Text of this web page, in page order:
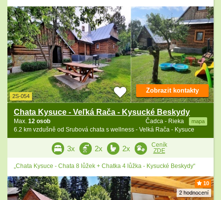
2S-054
Chata Kysuce - Veľká Rača - Kysucké Beskydy
Čadca - Rieka mapa
Max. 12 osob
6.2 km vzdušně od Srubová chata s wellness - Velká Rača - Kysuce
Zobrazit kontakty
3x 2x 2x
Ceník
ZDE
„Chata Kysuce - Chata 8 lůžek + Chatka 4 lůžka - Kysucké Beskydy“
10
2 hodnocení